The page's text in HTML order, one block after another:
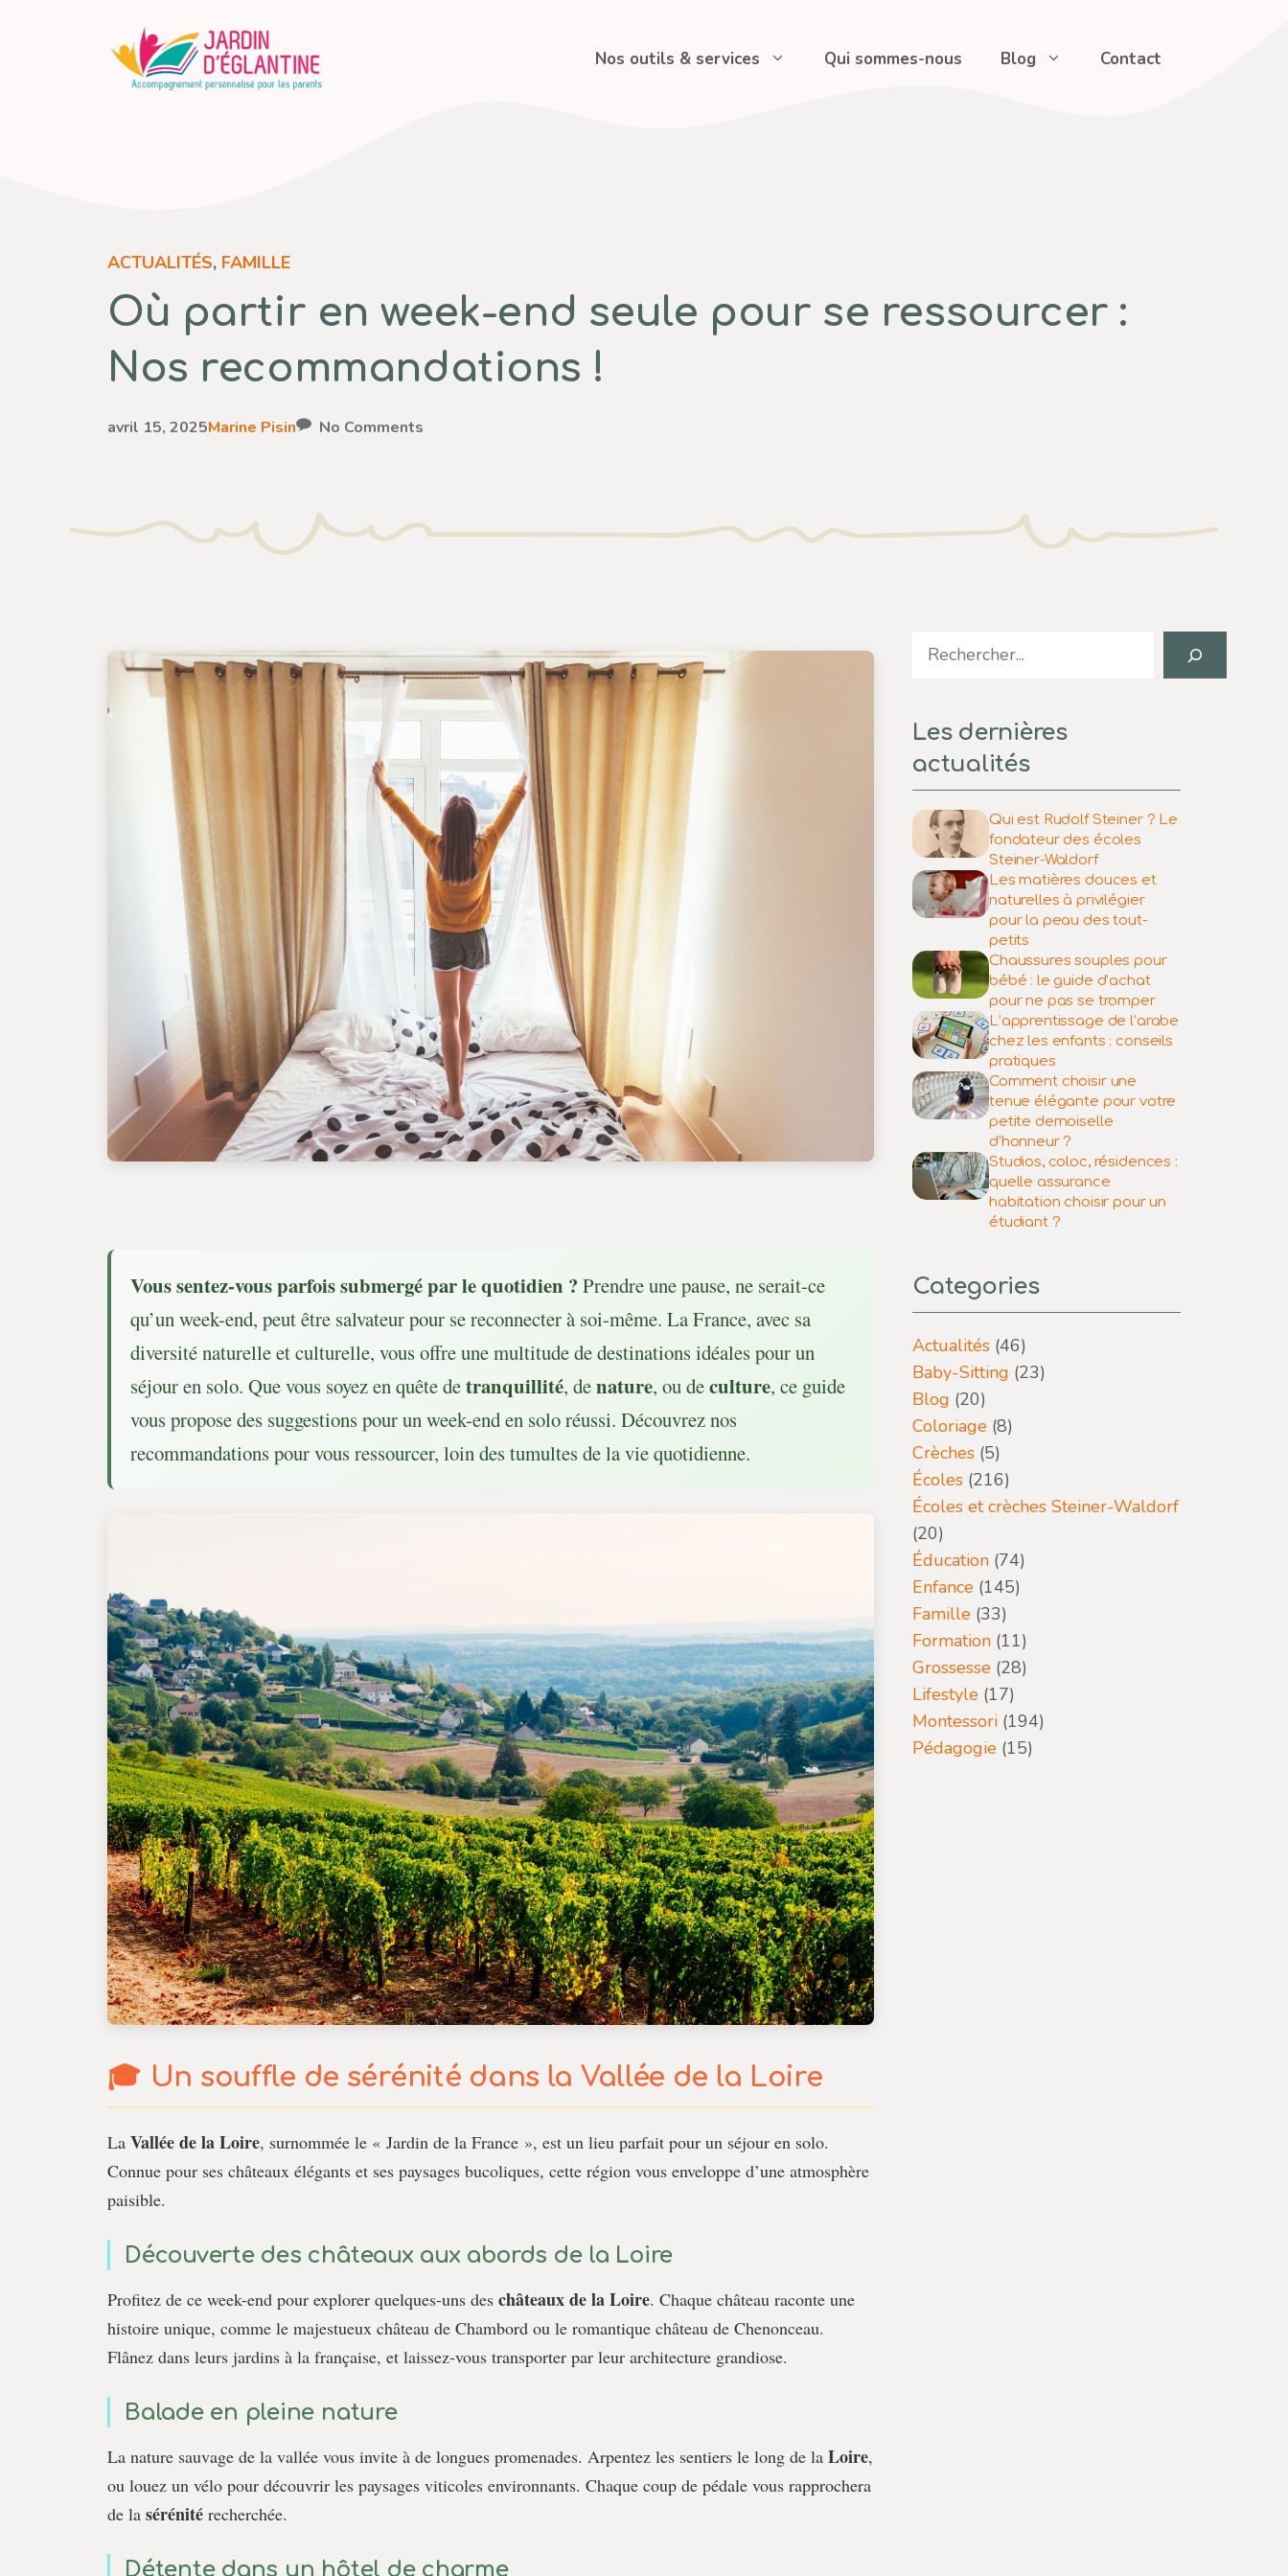
Nos outils & services Qui sommes-nous Blog Contact
ACTUALITÉS, FAMILLE
Où partir en week-end seule pour se ressourcer :
Nos recommandations !
avril 15, 2025Marine Pisin No Comments
Vous sentez-vous parfois submergé par le quotidien ?Prendre une pause, ne serait-ce
qu’un week-end, peut être salvateur pour se reconnecter à soi-même. La France, avec sa
diversité naturelle et culturelle, vous offre une multitude de destinations idéales pour un
séjour en solo. Que vous soyez en quête detranquillité, denature, ou deculture, ce guide
vous propose des suggestions pour un week-end en solo réussi. Découvrez nos
recommandations pour vous ressourcer, loin des tumultes de la vie quotidienne.
Un souffle de sérénité dans la Vallée de la Loire
La Vallée de la Loire, surnommée le « Jardin de la France », est un lieu parfait pour un séjour en solo.
Connue pour ses châteaux élégants et ses paysages bucoliques, cette région vous enveloppe d’une atmosphère
paisible.
Découverte des châteaux aux abords de la Loire
Profitez de ce week-end pour explorer quelques-uns des châteaux de la Loire. Chaque château raconte une
histoire unique, comme le majestueux château de Chambord ou le romantique château de Chenonceau.
Flânez dans leurs jardins à la française, et laissez-vous transporter par leur architecture grandiose.
Balade en pleine nature
La nature sauvage de la vallée vous invite à de longues promenades. Arpentez les sentiers le long de la Loire,
ou louez un vélo pour découvrir les paysages viticoles environnants. Chaque coup de pédale vous rapprochera
de la sérénité recherchée.
Détente dans un hôtel de charme
Search
Les dernières
actualités
Qui est Rudolf Steiner ? Le
fondateur des écoles
Steiner-Waldorf
Les matières douces et
naturelles à privilégier
pour la peau des tout-
petits
Chaussures souples pour
bébé : le guide d’achat
pour ne pas se tromper
L’apprentissage de l’arabe
chez les enfants : conseils
pratiques
Comment choisir une
tenue élégante pour votre
petite demoiselle
d’honneur ?
Studios, coloc, résidences :
quelle assurance
habitation choisir pour un
étudiant ?
Categories
Actualités (46)
Baby-Sitting (23)
Blog (20)
Coloriage (8)
Crèches (5)
Écoles (216)
Écoles et crèches Steiner-Waldorf
(20)
Éducation (74)
Enfance (145)
Famille (33)
Formation (11)
Grossesse (28)
Lifestyle (17)
Montessori (194)
Pédagogie (15)